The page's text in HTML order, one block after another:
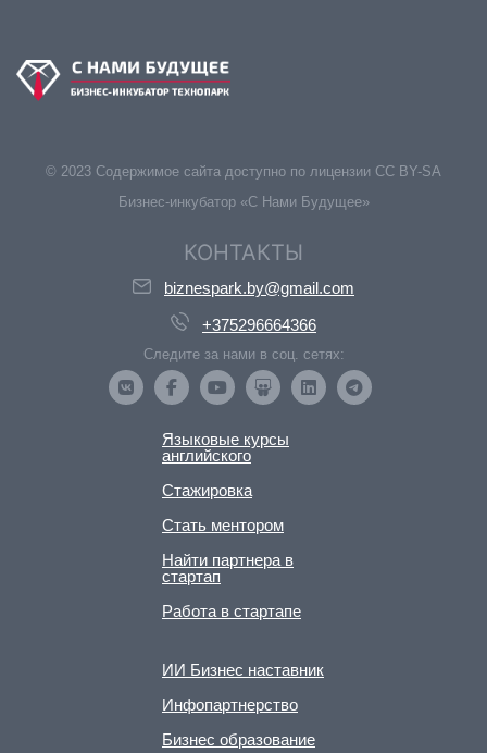
© 2023 Содержимое сайта доступно по лицензии CC BY-SA
Бизнес-инкубатор «С Нами Будущее»
КОНТАКТЫ
biznespark.by@gmail.com
+375296664366
Следите за нами в соц. сетях:
Языковые курсы
английского
Стажировка
Стать ментором
Найти партнера в
стартап
Работа в стартапе
ИИ Бизнес наставник
Инфопартнерство
Бизнес образование